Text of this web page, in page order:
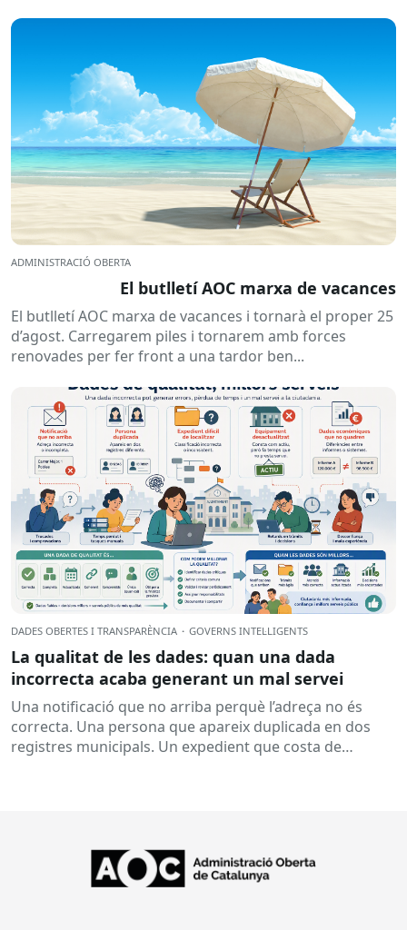
ADMINISTRACIÓ OBERTA
El butlletí AOC marxa de vacances
El butlletí AOC marxa de vacances i tornarà el proper 25
d’agost. Carregarem piles i tornarem amb forces
renovades per fer front a una tardor ben...
DADES OBERTES I TRANSPARÈNCIA · GOVERNS INTEL·LIGENTS
La qualitat de les dades: quan una dada
incorrecta acaba generant un mal servei
Una notificació que no arriba perquè l’adreça no és
correcta. Una persona que apareix duplicada en dos
registres municipals. Un expedient que costa de